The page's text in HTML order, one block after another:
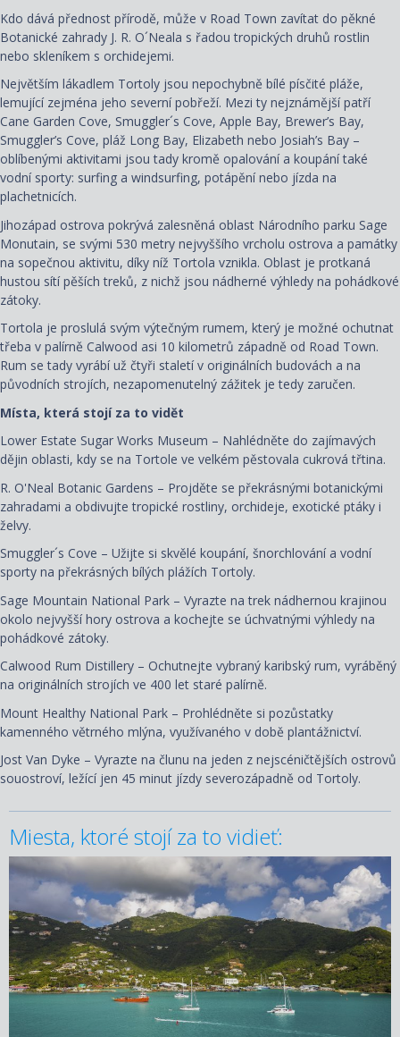
Kdo dává přednost přírodě, může v Road Town zavítat do pěkné
Botanické zahrady J. R. O´Neala s řadou tropických druhů rostlin
nebo skleníkem s orchidejemi.
Největším lákadlem Tortoly jsou nepochybně bílé písčité pláže,
lemující zejména jeho severní pobřeží. Mezi ty nejznámější patří
Cane Garden Cove, Smuggler´s Cove, Apple Bay, Brewer’s Bay,
Smuggler’s Cove, pláž Long Bay, Elizabeth nebo Josiah’s Bay –
oblíbenými aktivitami jsou tady kromě opalování a koupání také
vodní sporty: surfing a windsurfing, potápění nebo jízda na
plachetnicích.
Jihozápad ostrova pokrývá zalesněná oblast Národního parku Sage
Monutain, se svými 530 metry nejvyššího vrcholu ostrova a památky
na sopečnou aktivitu, díky níž Tortola vznikla. Oblast je protkaná
hustou sítí pěších treků, z nichž jsou nádherné výhledy na pohádkové
zátoky.
Tortola je proslulá svým výtečným rumem, který je možné ochutnat
třeba v palírně Calwood asi 10 kilometrů západně od Road Town.
Rum se tady vyrábí už čtyři staletí v originálních budovách a na
původních strojích, nezapomenutelný zážitek je tedy zaručen.
Místa, která stojí za to vidět
Lower Estate Sugar Works Museum – Nahlédněte do zajímavých
dějin oblasti, kdy se na Tortole ve velkém pěstovala cukrová třtina.
R. O'Neal Botanic Gardens – Projděte se překrásnými botanickými
zahradami a obdivujte tropické rostliny, orchideje, exotické ptáky i
želvy.
Smuggler´s Cove – Užijte si skvělé koupání, šnorchlování a vodní
sporty na překrásných bílých plážích Tortoly.
Sage Mountain National Park – Vyrazte na trek nádhernou krajinou
okolo nejvyšší hory ostrova a kochejte se úchvatnými výhledy na
pohádkové zátoky.
Calwood Rum Distillery – Ochutnejte vybraný karibský rum, vyráběný
na originálních strojích ve 400 let staré palírně.
Mount Healthy National Park – Prohlédněte si pozůstatky
kamenného větrného mlýna, využívaného v době plantážnictví.
Jost Van Dyke – Vyrazte na člunu na jeden z nejscéničtějších ostrovů
souostroví, ležící jen 45 minut jízdy severozápadně od Tortoly.
Miesta, ktoré stojí za to vidieť: